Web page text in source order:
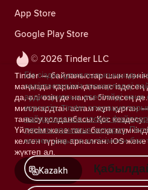
© 2026 Tinder LLC
Tinder — байланыстар шын
маңызды қарым-қатынас іздесең
да, әлі өзің де нақты білмесең
миллиардтан астам жұп құрған
танысу қолданбасы. Қос
Үйлесім және тағы басқа
келген түріне арналған. iOS
жүктеп ал.
Kazakh
App Store
Google Play Store
Біз сіздің құпиялылығыңызды
серіктестеріміз трекерлерді
аудиториясын есептейді және
көрсетіп, Tinder
пайдаланатын cookie
туралы қосымша ақпарат.
келген уақытта келісімнен